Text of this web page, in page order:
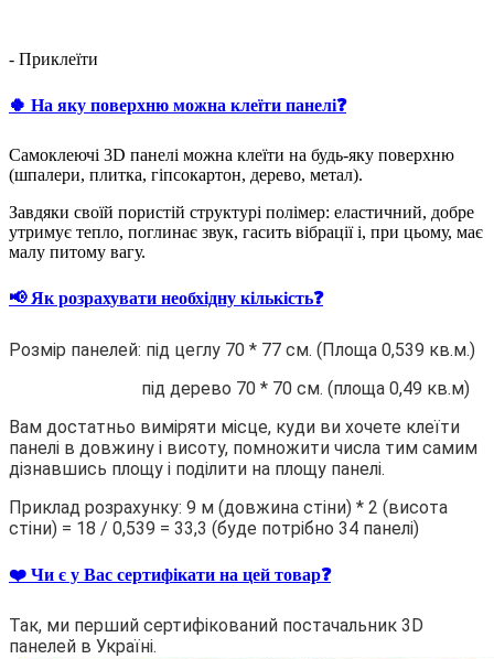
- Приклеїти
🍀 На яку поверхню можна клеїти панелі❓
Самоклеючі 3D панелі можна клеїти на будь-яку поверхню
(шпалери, плитка, гіпсокартон, дерево, метал).
Завдяки своїй пористій структурі полімер: еластичний, добре
утримує тепло, поглинає звук, гасить вібрації і, при цьому, має
малу питому вагу.
📢 Як розрахувати необхідну кількість❓
Розмір панелей: під цеглу 70 * 77 см. (Площа 0,539 кв.м.)
під дерево 70 * 70 см. (площа 0,49 кв.м)
Вам достатньо виміряти місце, куди ви хочете клеїти
панелі в довжину і висоту, помножити числа тим самим
дізнавшись площу і поділити на площу панелі.
Приклад розрахунку: 9 м (довжина стіни) * 2 (висота
стіни) = 18 / 0,539 = 33,3 (буде потрібно 34 панелі)
❤️ Чи є у Вас сертифікати на цей товар❓
Так, ми перший сертифікований постачальник 3D
панелей в Україні.